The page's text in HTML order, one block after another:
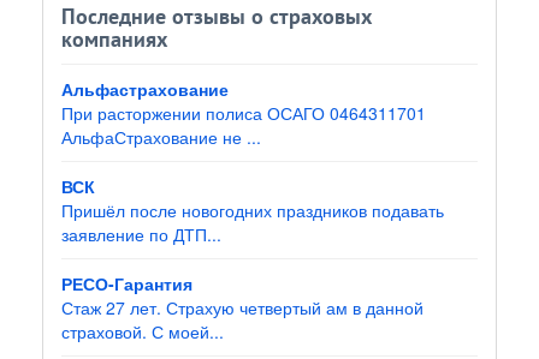
Последние отзывы о страховых
компаниях
Альфастрахование
При расторжении полиса ОСАГО 0464311701
АльфаСтрахование не ...
ВСК
Пришёл после новогодних праздников подавать
заявление по ДТП...
РЕСО-Гарантия
Стаж 27 лет. Страхую четвертый ам в данной
страховой. С моей...